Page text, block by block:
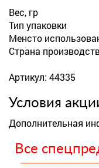
Вес, гр
Тип упаковки
Менсто
Страна
Артикул: 44335
Условия
Дополнительная
Все